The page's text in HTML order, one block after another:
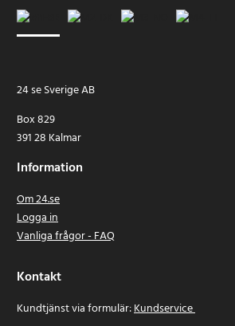
24 se Sverige AB
Box 829
391 28 Kalmar
Information
Om 24.se
Logga in
Vanliga frågor - FAQ
Kontakt
Kundtjänst via formulär:Kundservice